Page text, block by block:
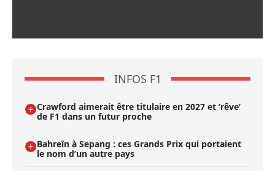
INFOS F1
Crawford aimerait être titulaire en 2027 et ’rêve’
de F1 dans un futur proche
Bahreïn à Sepang : ces Grands Prix qui portaient
le nom d’un autre pays